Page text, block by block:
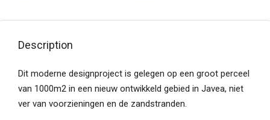
Description
Dit moderne designproject is gelegen op een groot perceel
van 1000m2 in een nieuw ontwikkeld gebied in Javea, niet
ver van voorzieningen en de zandstranden.